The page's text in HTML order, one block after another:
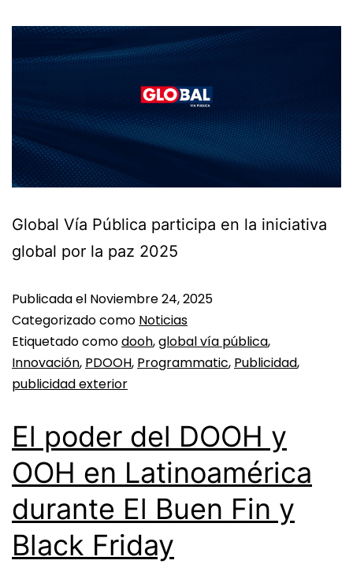
Global Vía Pública participa en la iniciativa
global por la paz 2025
Publicada el Noviembre 24, 2025
Categorizado como Noticias
Etiquetado comodooh,global vía pública,
Innovación, PDOOH, Programmatic, Publicidad,
publicidad exterior
El poder del DOOH y
OOH en Latinoamérica
durante El Buen Fin y
Black Friday